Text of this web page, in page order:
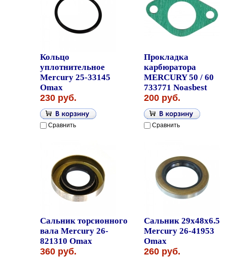
Кольцо
уплотнительное
Mercury 25-33145
Omax
230 руб.
Сравнить
Прокладка
карбюратора
MERCURY 50 / 60
733771 Noasbest
200 руб.
Сравнить
Сальник торсионного
вала Mercury 26-
821310 Omax
360 руб.
Сальник 29x48x6.5
Mercury 26-41953
Omax
260 руб.